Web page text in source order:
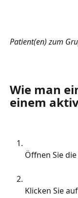
Patient(en) zum
Wie man
einem
Öffnen Sie die
Klicken Sie